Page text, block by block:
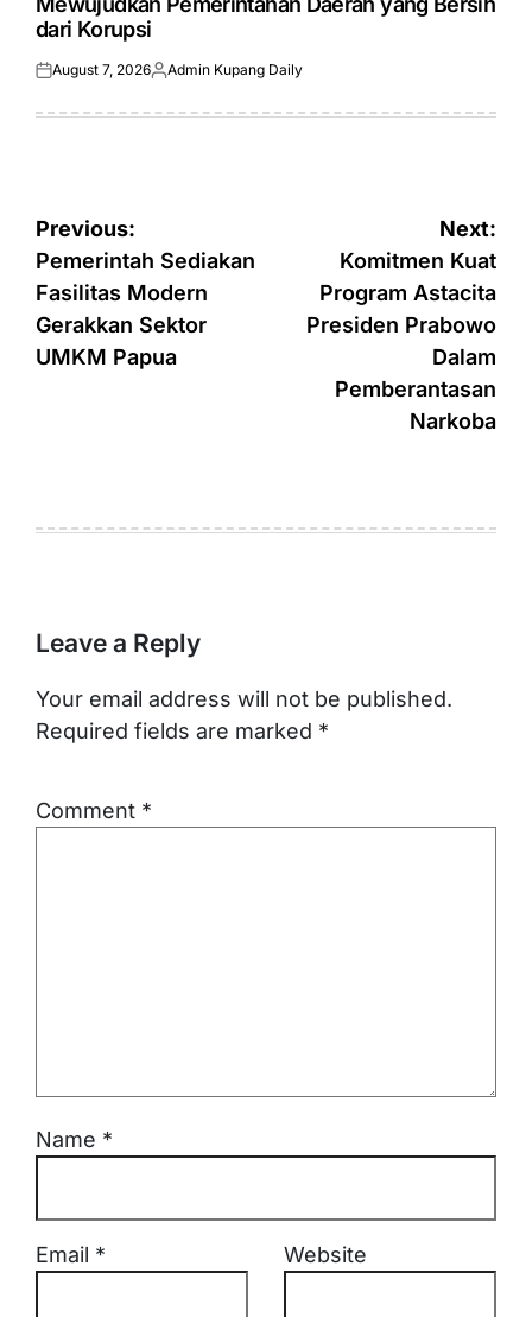
dari Korupsi
Posted
August 7, 2026Posted
Admin Kupang Daily
Post
navigation
Previous:
Pemerintah Sediakan
Fasilitas Modern
Gerakkan Sektor
UMKM Papua
Next:
Komitmen Kuat
Program Astacita
Presiden Prabowo
Dalam
Pemberantasan
Narkoba
Leave a Reply
Your email address will not be published.
Required fields are marked *
Comment *
Name *
Email * Website